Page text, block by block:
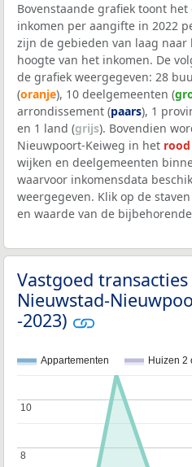
Bovenstaande grafiek toont
inkomen per aangifte in 2022
zijn de gebieden van laag
hoogte van het inkomen. De
de grafiek weergegeven: 28
(oranje), 10 deelgemeenten (
arrondissement (paars), 1
en 1 land (grijs). Bovendien
Nieuwpoort-Keiweg in het rood
wijken en deelgemeenten
waarvoor inkomensdata
weergegeven. Klik op de
en waarde van de
Vastgoed
Nieuwstad-
-2023)
Appartementen Huizen 2
8
8
10
10